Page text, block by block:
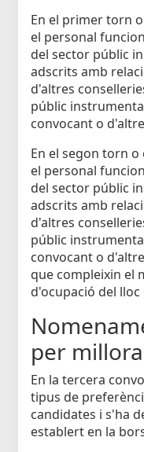
En el primer torn
el personal
del sector públic
adscrits amb
d'altres
públic
convocant o
En el segon torn
el personal
del sector públic
adscrits amb
d'altres
públic
convocant o
que compleixin el
d'ocupació del
per
En la tercera
tipus de
candidates i s'ha
establert en la